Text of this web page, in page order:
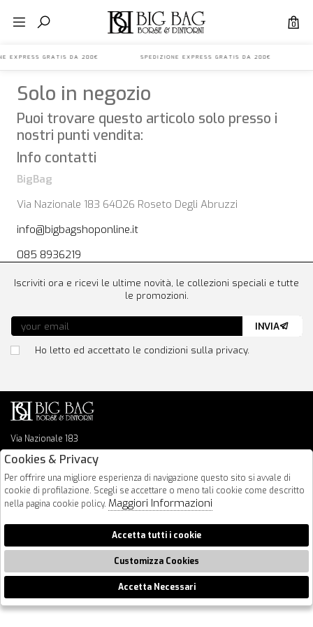
0
EXPRESS GRATIS DA 200€ SPEDIZIONE EXPRESS GRATIS DA
Solo in negozio
Puoi trovare questo articolo solo presso i
nostri punti vendita:
Info contatti
BigBag
Via Nazionale 183 64026 Roseto Degli Abruzzi
info@bigbagshoponline.it
085 8936219
Via Nazionale 183
64026 Roseto Degli Abruzzi
info@bigbagshoponline.it
follow us
Iscriviti ora e ricevi le ultime novità, le collezioni speciali e tutte
le promozioni.
Ho letto ed accettato le condizioni sulla privacy.
INVIA
2026 BigBag - P.iva : 00916940679 Powered by
🍪
Cookies & Privacy
Per offrire una migliore esperienza di navigazione questo sito si avvale di
cookie di profilazione. Scegli se accettare o meno tali cookie come descritto
nella pagina cookie policy. Maggiori Informazioni
Accetta tutti i cookie
Customizza Cookies
Accetta Necessari